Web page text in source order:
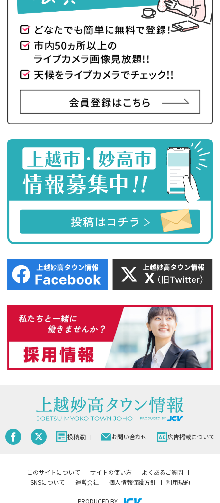
投稿窓口 お問い合わせ 広告掲載について
このサイトについて サイトの使い方
よくあるご質問
SNSについて
運営会社 個人情報保護方針 利用規約
PRODUCED BY